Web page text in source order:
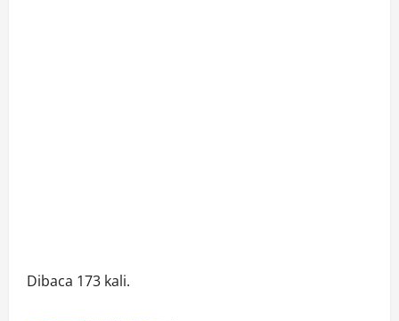
Dibaca 173 kali.